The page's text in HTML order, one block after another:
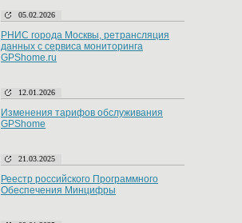
05.02.2026
РНИС города Москвы, ретрансляция
данных с сервиса мониторинга
GPShome.ru
12.01.2026
Изменения тарифов обслуживания
GPShome
21.03.2025
Реестр российского Программного
Обеспечения Минцифры